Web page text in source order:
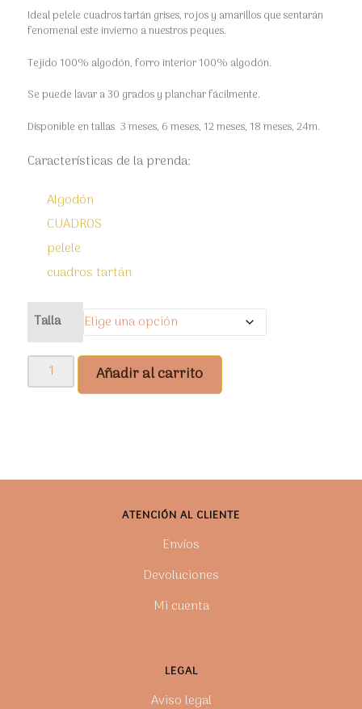
Ideal pelele cuadros tartán grises, rojos y amarillos que sentarán
fenomenal este invierno a nuestros peques.
Tejido 100% algodón, forro interior 100% algodón.
Se puede lavar a 30 grados y planchar fácilmente.
Disponible en tallas 3 meses, 6 meses, 12 meses, 18 meses, 24m.
Características de la prenda:
Algodón
CUADROS
pelele
cuadros tartán
Talla
Pelele
Orión
Añadir al carrito
ATENCIÓN AL CLIENTE
Envíos
Devoluciones
Mi cuenta
LEGAL
Aviso legal